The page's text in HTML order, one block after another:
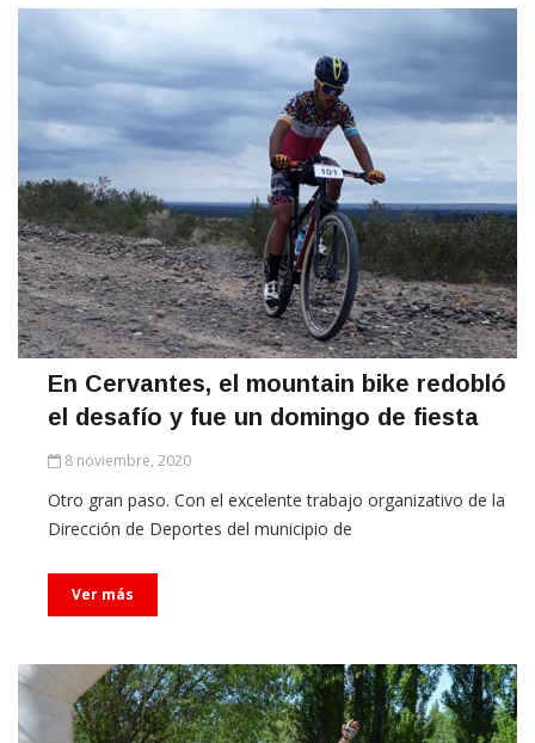
En Cervantes, el mountain bike redobló
el desafío y fue un domingo de fiesta
8 noviembre, 2020
Otro gran paso. Con el excelente trabajo organizativo de la
Dirección de Deportes del municipio de
Ver más